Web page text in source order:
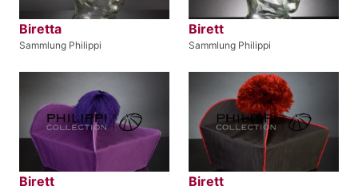
Biretta
Sammlung Philippi
Birett
Sammlung Philippi
Birett Birett